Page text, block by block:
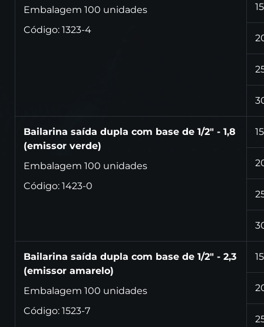
Embalagem 100 unidades
Código: 1323-4
15
Bailarina saída dupla com base de 1/2" - 1,8
(emissor verde)
Embalagem 100 unidades
Código: 1423-0
15
Bailarina saída dupla com base de 1/2" - 2,3
(emissor amarelo)
Embalagem 100 unidades
Código: 1523-7
15